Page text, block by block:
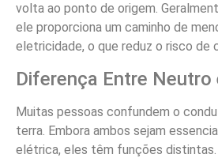
volta ao ponto de origem.
ele proporciona um caminho de
eletricidade, o que reduz o risco de
Diferença Entre Neutro
Muitas pessoas confundem o
terra. Embora ambos sejam
elétrica, eles têm funções distintas.